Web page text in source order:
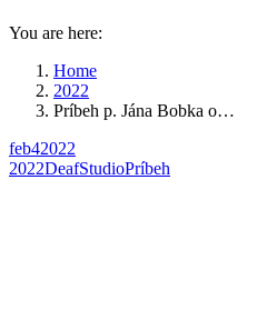
You are here:
Home
2022
Príbeh p. Jána Bobka o…
feb42022
2022DeafStudioPríbeh